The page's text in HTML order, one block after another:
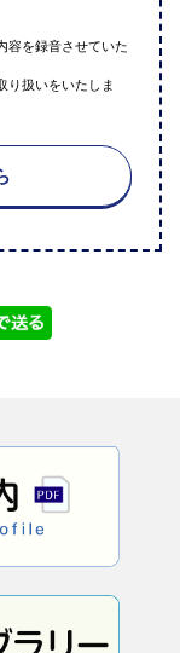
容を録音させていた
り扱いをいたしま